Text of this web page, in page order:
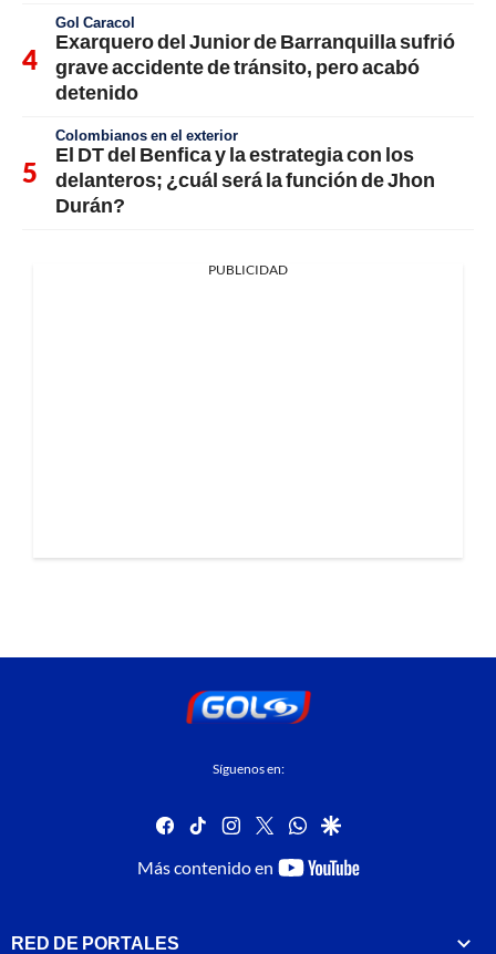
Gol Caracol
Exarquero del Junior de Barranquilla sufrió
grave accidente de tránsito, pero acabó
detenido
Colombianos en el exterior
El DT del Benfica y la estrategia con los
delanteros; ¿cuál será la función de Jhon
Durán?
PUBLICIDAD
Síguenos en:
facebook
tiktok instagram
twitterwhatsapp
google
Más contenido en
youtube-
RED DE PORTALES